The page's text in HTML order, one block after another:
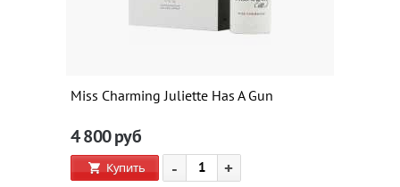
Miss Charming Juliette Has A Gun
4 800руб
Купить - +